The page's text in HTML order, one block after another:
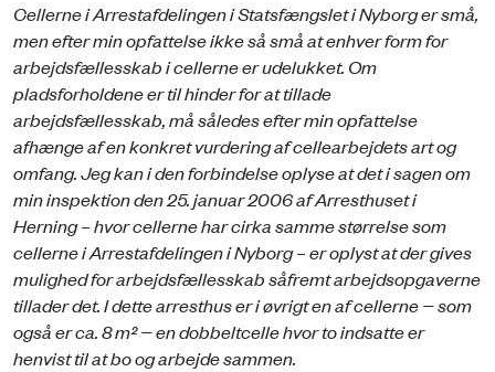
Cellerne i Arrestafdelingen i Statsfængslet i Nyborg er små,
men efter min opfattelse ikke så små at enhver form for
arbejdsfællesskab i cellerne er udelukket. Om
pladsforholdene er til hinder for at tillade
arbejdsfællesskab, må således efter min opfattelse
afhænge af en konkret vurdering af cellearbejdets art og
omfang. Jeg kan i den forbindelse oplyse at det i sagen om
min inspektion den 25. januar 2006 af Arresthuset i
Herning – hvor cellerne har cirka samme størrelse som
cellerne i Arrestafdelingen i Nyborg – er oplyst at der gives
mulighed for arbejdsfællesskab såfremt arbejdsopgaverne
tillader det. I dette arresthus er i øvrigt en af cellerne − som
også er ca. 8 m² − en dobbeltcelle hvor to indsatte er
henvist til at bo og arbejde sammen.